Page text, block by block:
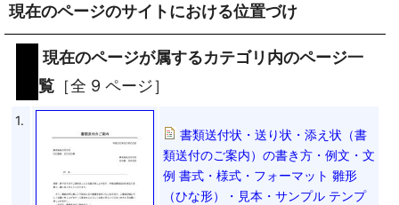
現在のページのサイトにおける位置づけ
現在のページが属するカテゴリ内のページ一
覧 ［全 9 ページ］
1.
書類送付状・送り状・添え状（書
類送付のご案内）の書き方・例文・文
例 書式・様式・フォーマット 雛形
（ひな形）・見本・サンプル テンプ